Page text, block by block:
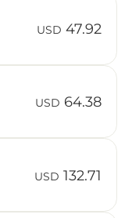
USD 47.92
USD 64.38
USD 132.71